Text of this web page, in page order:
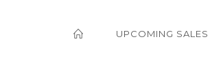
UPCOMING SALES